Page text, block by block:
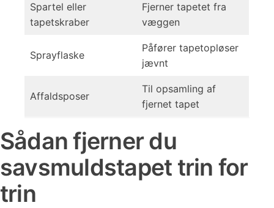
Spartel eller
tapetskraber
Fjerner tapetet fra
væggen
Sprayflaske
Påfører tapetopløser
jævnt
Affaldsposer
Til opsamling af
fjernet tapet
Sådan fjerner du
savsmuldstapet trin for
trin